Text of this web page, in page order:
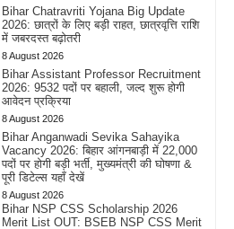
Bihar Chatravriti Yojana Big Update
2026: छात्रों के लिए बड़ी राहत, छात्रवृत्ति राशि
में जबरदस्त बढ़ोतरी
8 August 2026
Bihar Assistant Professor Recruitment
2026: 9532 पदों पर बहाली, जल्द शुरू होगी
आवेदन प्रक्रिया
8 August 2026
Bihar Anganwadi Sevika Sahayika
Vacancy 2026: बिहार आंगनबाड़ी में 22,000
पदों पर होगी बड़ी भर्ती, मुख्यमंत्री की घोषणा &
पूरी डिटेल्स यहाँ देखें
8 August 2026
Bihar NSP CSS Scholarship 2026
Merit List OUT: BSEB NSP CSS Merit